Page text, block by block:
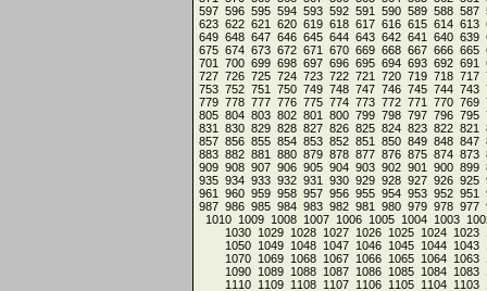
587
588
589
590
591
592
593
594
595
596
597
613
614
615
616
617
618
619
620
621
622
623
639
640
641
642
643
644
645
646
647
648
649
665
666
667
668
669
670
671
672
673
674
675
691
692
693
694
695
696
697
698
699
700
701
717
718
719
720
721
722
723
724
725
726
727
743
744
745
746
747
748
749
750
751
752
753
769
770
771
772
773
774
775
776
777
778
779
795
796
797
798
799
800
801
802
803
804
805
821
822
823
824
825
826
827
828
829
830
831
847
848
849
850
851
852
853
854
855
856
857
873
874
875
876
877
878
879
880
881
882
883
899
900
901
902
903
904
905
906
907
908
909
925
926
927
928
929
930
931
932
933
934
935
951
952
953
954
955
956
957
958
959
960
961
977
978
979
980
981
982
983
984
985
986
987
1003
1004
1005
1006
1007
1008
1009
1010
1023
1024
1025
1026
1027
1028
1029
1030
1043
1044
1045
1046
1047
1048
1049
1050
1063
1064
1065
1066
1067
1068
1069
1070
1083
1084
1085
1086
1087
1088
1089
1090
1103
1104
1105
1106
1107
1108
1109
1110